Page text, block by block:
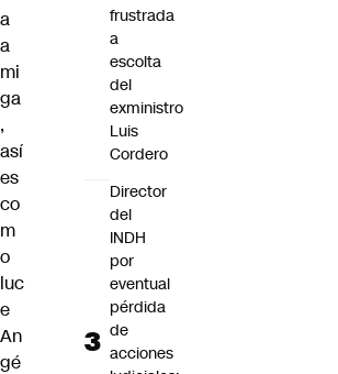
a
a
mi
ga
,
así
es
co
m
o
luc
e
An
gé
frustrada
a
escolta
del
exministro
Luis
Cordero
Director
del
INDH
por
eventual
pérdida
de
acciones